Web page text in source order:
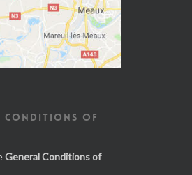
CONDITIONS OF
General Conditions of